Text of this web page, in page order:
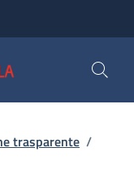
trasparente /